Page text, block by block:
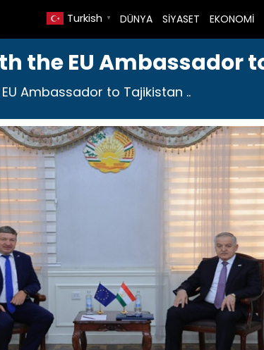
DÜNYA SİYASET EKONOMİ
Turkish ▼
the EU Ambassador
Ambassador to Tajikistan ..